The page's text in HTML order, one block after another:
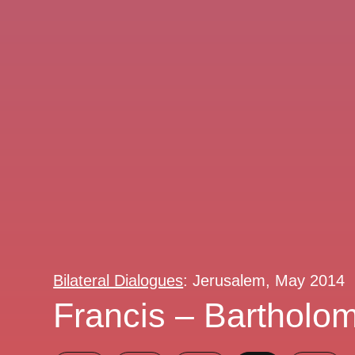
Bilateral Dialogues: Jerusalem, May 2014
Francis –